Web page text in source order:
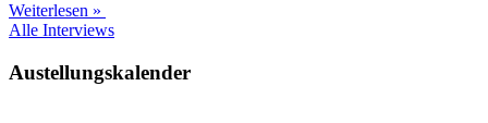
Weiterlesen »
Alle Inter­views
Austellungskalender